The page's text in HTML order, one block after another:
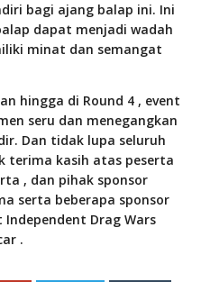
bagi ajang balap ini. Ini
dapat menjadi wadah
minat dan semangat
hingga di Round 4 , event
seru dan menegangkan
Dan tidak lupa seluruh
terima kasih atas peserta
, dan pihak sponsor
serta beberapa sponsor
Drag Wars
.